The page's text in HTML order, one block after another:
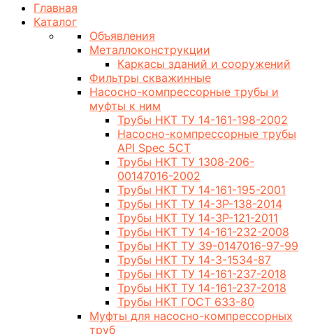
Главная
Каталог
Объявления
Металлоконструкции
Каркасы зданий и сооружений
Фильтры скважинные
Насосно-компрессорные трубы и
муфты к ним
Трубы НКТ ТУ 14-161-198-2002
Насосно-компрессорные трубы
API Spec 5CT
Трубы НКТ ТУ 1308-206-
00147016-2002
Трубы НКТ ТУ 14-161-195-2001
Трубы НКТ ТУ 14-3Р-138-2014
Трубы НКТ ТУ 14-3Р-121-2011
Трубы НКТ ТУ 14-161-232-2008
Трубы НКТ ТУ 39-0147016-97-99
Трубы НКТ ТУ 14-3-1534-87
Трубы НКТ ТУ 14-161-237-2018
Трубы НКТ ТУ 14-161-237-2018
Трубы НКТ ГОСТ 633-80
Муфты для насосно-компрессорных
труб